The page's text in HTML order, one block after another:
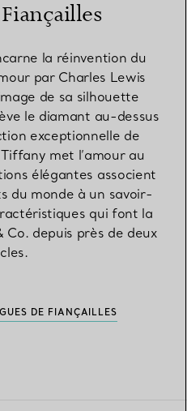
la réinvention du
par Charles Lewis
de sa silhouette
le diamant au-dessus
exceptionnelle de
met l’amour au
élégantes associent
du monde à un savoir-
qui font la
depuis près de deux
DE FIANÇAILLES